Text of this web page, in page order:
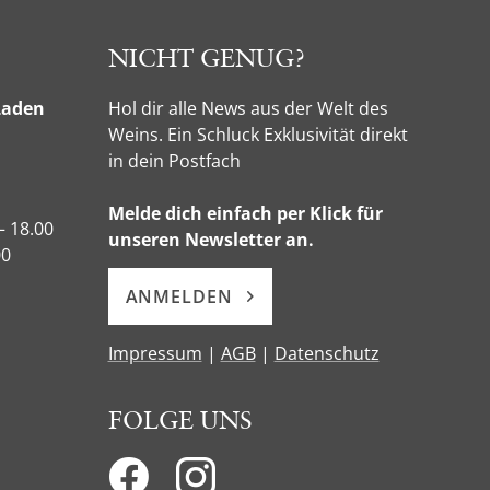
18.00
NICHT GENUG?
Hol dir alle News aus der Welt des
Weins. Ein Schluck Exklusivität direkt
in dein Postfach
Melde dich einfach per Klick für
unseren Newsletter an.
ANMELDEN
Impressum | AGB| Datenschutz
FOLGE UNS